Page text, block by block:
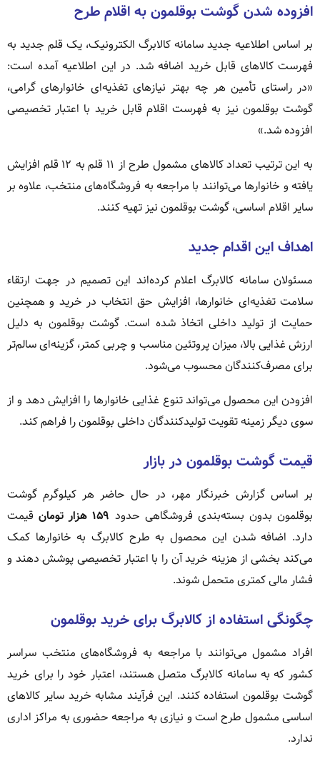
افزوده شدن گوشت بوقلمون به اقلام طرح
بر اساس اطلاعیه جدید سامانه کالابرگ الکترونیک، یک قلم جدید به
فهرست کالاهای قابل خرید اضافه شد. در این اطلاعیه آمده است:
«در راستای تأمین هر چه بهتر نیازهای تغذیه‌ای خانوارهای گرامی،
گوشت بوقلمون نیز به فهرست اقلام قابل خرید با اعتبار تخصیصی
افزوده شد.»
به این ترتیب تعداد کالاهای مشمول طرح از ۱۱ قلم به ۱۲ قلم افزایش
یافته و خانوارها می‌توانند با مراجعه به فروشگاه‌های منتخب، علاوه بر
سایر اقلام اساسی، گوشت بوقلمون نیز تهیه کنند.
اهداف این اقدام جدید
مسئولان سامانه کالابرگ اعلام کرده‌اند این تصمیم در جهت ارتقاء
سلامت تغذیه‌ای خانوارها، افزایش حق انتخاب در خرید و همچنین
حمایت از تولید داخلی اتخاذ شده است. گوشت بوقلمون به دلیل
ارزش غذایی بالا، میزان پروتئین مناسب و چربی کمتر، گزینه‌ای سالم‌تر
برای مصرف‌کنندگان محسوب می‌شود.
افزودن این محصول می‌تواند تنوع غذایی خانوارها را افزایش دهد و از
سوی دیگر زمینه تقویت تولیدکنندگان داخلی بوقلمون را فراهم کند.
قیمت گوشت بوقلمون در بازار
بر اساس گزارش خبرنگار مهر، در حال حاضر هر کیلوگرم گوشت
بوقلمون بدون بسته‌بندی فروشگاهی حدود ۱۵۹ هزار تومان
قیمت
دارد. اضافه شدن این محصول به طرح کالابرگ به خانوارها کمک
می‌کند بخشی از هزینه خرید آن را با اعتبار تخصیصی پوشش دهند و
فشار مالی کمتری متحمل شوند.
چگونگی استفاده از کالابرگ برای خرید بوقلمون
افراد مشمول می‌توانند با مراجعه به فروشگاه‌های منتخب سراسر
کشور که به سامانه کالابرگ متصل هستند، اعتبار خود را برای خرید
گوشت بوقلمون استفاده کنند. این فرآیند مشابه خرید سایر کالاهای
اساسی مشمول طرح است و نیازی به مراجعه حضوری به مراکز اداری
ندارد.